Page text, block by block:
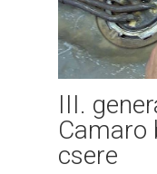
III.
Camaro
csere